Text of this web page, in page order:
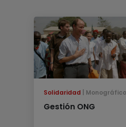
Solidaridad Monográfico
Gestión ONG